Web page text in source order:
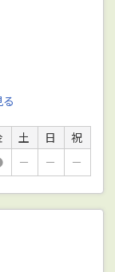
土 日
祝
－ － －